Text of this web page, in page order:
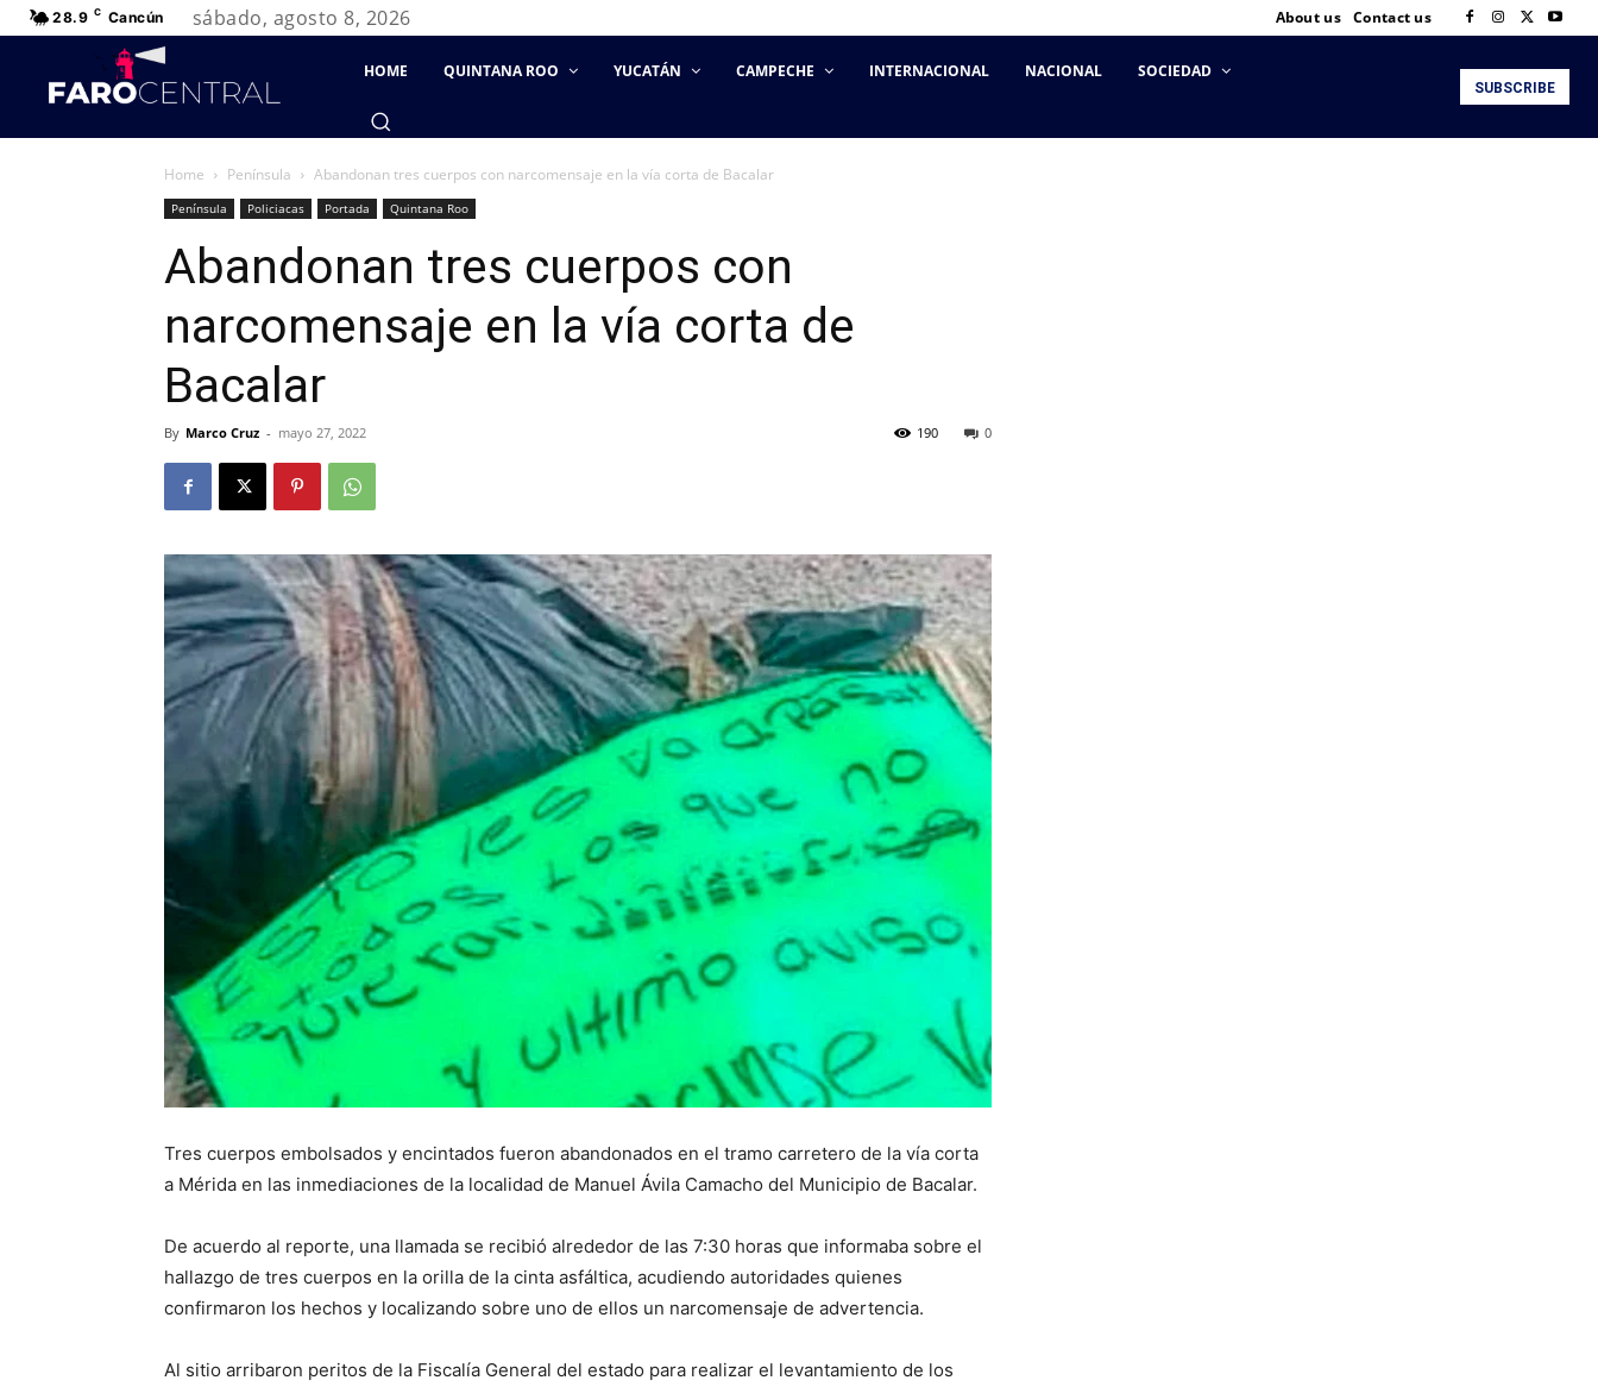
28.9 C Cancún sábado, agosto 8, 2026 About us Contact us
HOME QUINTANA ROO YUCATÁN CAMPECHE INTERNACIONAL NACIONAL SOCIEDAD
SUBSCRIBE
Home Península Abandonan tres cuerpos con narcomensaje en la vía corta de Bacalar
Península Policiacas Portada Quintana Roo
Abandonan tres cuerpos con
narcomensaje en la vía corta de
Bacalar
By Marco Cruz - mayo 27, 2022 0
190
Tres cuerpos embolsados y encintados fueron abandonados en el tramo carretero de la vía corta
a Mérida en las inmediaciones de la localidad de Manuel Ávila Camacho del Municipio de Bacalar.
De acuerdo al reporte, una llamada se recibió alrededor de las 7:30 horas que informaba sobre el
hallazgo de tres cuerpos en la orilla de la cinta asfáltica, acudiendo autoridades quienes
confirmaron los hechos y localizando sobre uno de ellos un narcomensaje de advertencia.
Al sitio arribaron peritos de la Fiscalía General del estado para realizar el levantamiento de los